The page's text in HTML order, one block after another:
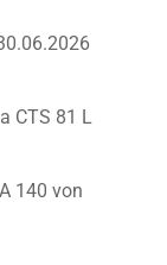
CTS 81 L
140 von